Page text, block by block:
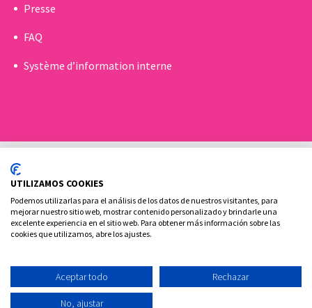
Presse
FAQ
Système d’information interne
Politique de Cookies
Politique de confidentialité
Ovoclinic ©2026
UTILIZAMOS COOKIES
Podemos utilizarlas para el análisis de los datos de nuestros visitantes, para
mejorar nuestro sitio web, mostrar contenido personalizado y brindarle una
excelente experiencia en el sitio web. Para obtener más información sobre las
cookies que utilizamos, abre los ajustes.
Aceptar todo Rechazar
No, ajustar